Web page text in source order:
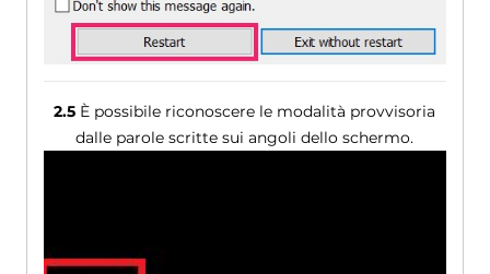
2.5 È possibile riconoscere le modalità provvisoria
dalle parole scritte sui angoli dello schermo.